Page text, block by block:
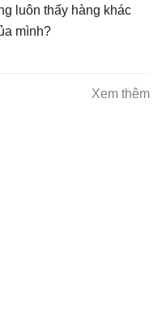
luôn thấy hàng khác
mình?
Xem thêm